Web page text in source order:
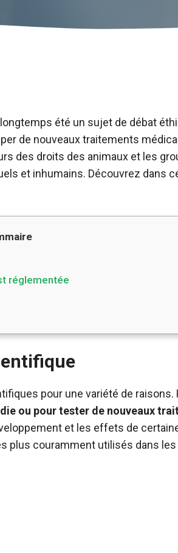
été un sujet de débat
de nouveaux traitements
des droits des animaux et les
et inhumains. Découvrez dans
réglementée
pour une variété de raisons.
ou pour tester de nouveaux
et les effets de
plus couramment utilisés dans